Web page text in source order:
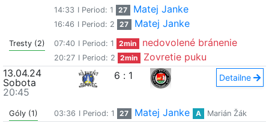
14:33 I Period: 1 27 Matej Janke
16:46 I Period: 2 27 Matej Janke
Tresty (2) 07:40 I Period: 1 2min nedovolené bránenie
20:27 I Period: 2 2min
Zovretie puku
13.04.24
Sobota
20:45
6 : 1 Detailne
Góly (1) 03:36 I Period: 1 27 Matej Janke A Marián Žák